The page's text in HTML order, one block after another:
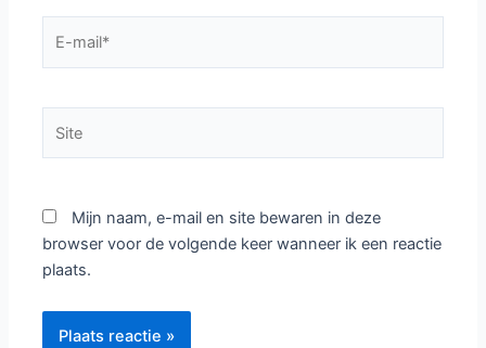
mail*
Mijn naam, e-mail en site bewaren in deze
browser voor de volgende keer wanneer ik een reactie
plaats.